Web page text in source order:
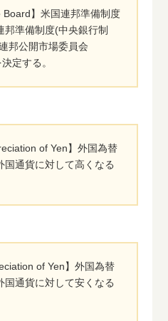
】米国連邦準備制度
準備制度(中央銀行制
邦公開市場委員会
定する。
of Yen】外国為替
国通貨に対して高くなる
of Yen】外国為替
国通貨に対して安くなる